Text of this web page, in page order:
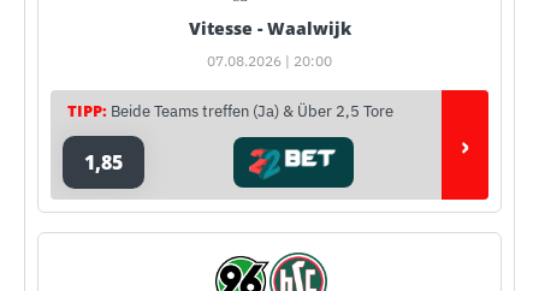
Vitesse - Waalwijk
07.08.2026 | 20:00
TIPP: Beide Teams treffen (Ja) & Über 2,5 Tore
1,85 ›